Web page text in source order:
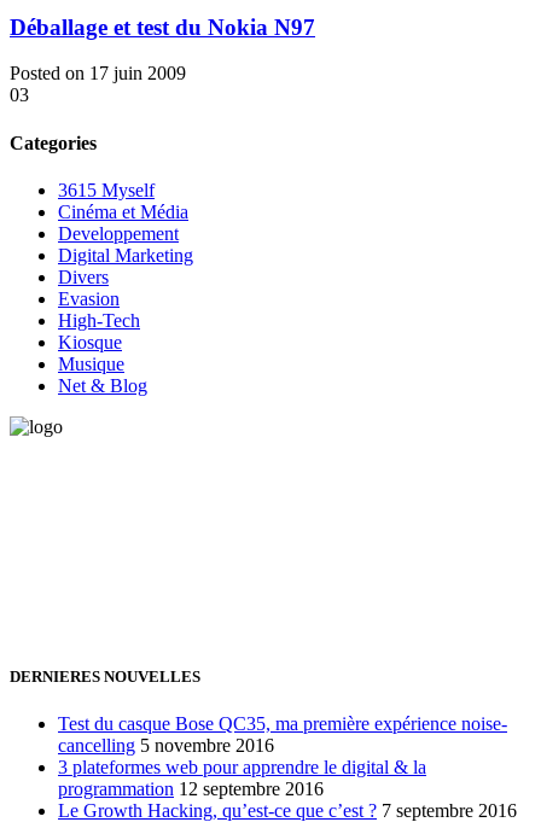
Déballage et test du Nokia N97
Posted on 17 juin 2009
03
Categories
3615 Myself
Cinéma et Média
Developpement
Digital Marketing
Divers
Evasion
High-Tech
Kiosque
Musique
Net & Blog
DERNIERES NOUVELLES
Test du casque Bose QC35, ma première expérience noise-
cancelling 5 novembre 2016
3 plateformes web pour apprendre le digital & la
programmation 12 septembre 2016
Le Growth Hacking, qu’est-ce que c’est ? 7 septembre 2016